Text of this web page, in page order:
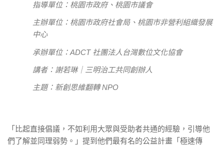
指導單位：桃園市政府、桃園市議會
主辦單位：桃園市政府社會局、桃園市非營利組織發展
中心
承辦單位：ADCT 社團法人台灣數位文化協會
講者：謝若琳｜三明治工共同創辦人
主題：新創思維翻轉 NPO
「比起直接倡議，不如利用大眾與受助者共通的經驗，引導他
們了解並同理弱勢。」提到他們最有名的公益計畫「極速傳